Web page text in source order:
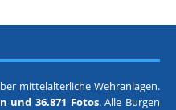
mittelalterliche Wehranlagen.
und 36.871 Fotos. Alle Burgen